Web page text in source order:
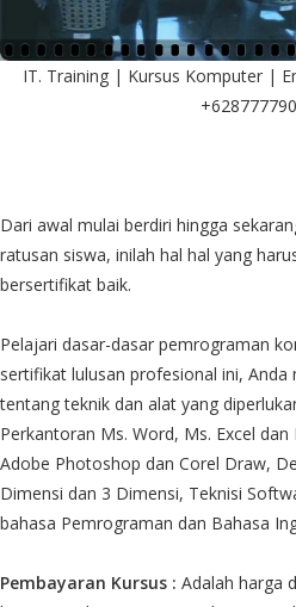
IT. Training | Kursus Komputer |
Dari awal mulai berdiri hingga
ratusan siswa, inilah hal hal yang
bersertifikat baik.
Pelajari dasar-dasar pemrograman
sertifikat lulusan profesional ini,
tentang teknik dan alat yang
Perkantoran Ms. Word, Ms. Excel
Adobe Photoshop dan Corel Draw,
Dimensi dan 3 Dimensi, Teknisi
bahasa Pemrograman dan Bahasa
Pembayaran Kursus : Adalah harga